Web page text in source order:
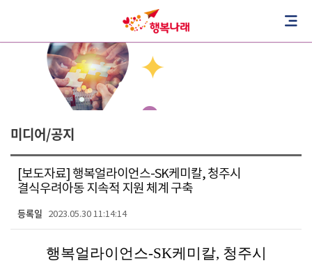
미디어/공지
[보도자료] 행복얼라이언스-SK케미칼, 청주시
결식우려아동 지속적 지원 체계 구축
등록일 2023.05.30 11:14:14
행복얼라이언스-SK케미칼, 청주시